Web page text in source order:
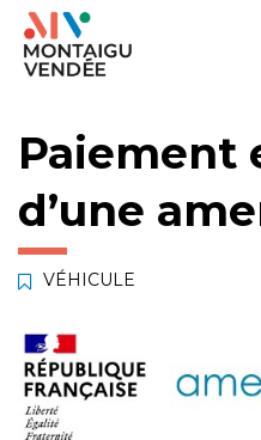
Gestion des traceurs
Aller
Aller
contenu
Aller
pied
Paiement
d’une
VÉHICULE